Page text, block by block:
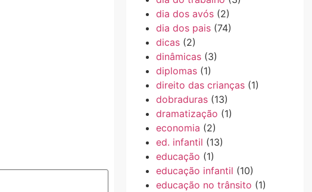
dia dos avós(2)
dia dos pais(74)
dicas(2)
dinâmicas(3)
diplomas(1)
direito das crianças(1)
dobraduras(13)
dramatização (1)
economia (2)
ed. infantil (13)
educação (1)
educação infantil (10)
educação no trânsito (1)